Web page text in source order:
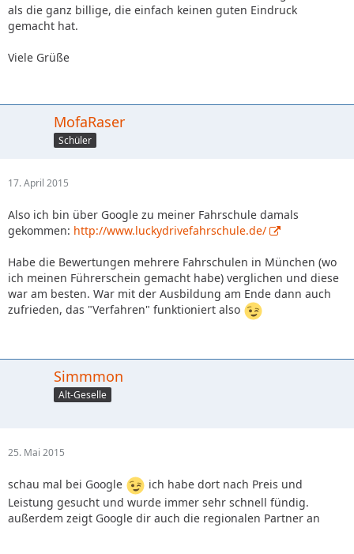
als die ganz billige, die einfach keinen guten Eindruck
gemacht hat.
Viele Grüße
MofaRaser
Schüler
17. April 2015
Also ich bin über Google zu meiner Fahrschule damals
gekommen: http://www.luckydrivefahrschule.de/
Habe die Bewertungen mehrere Fahrschulen in München (wo
ich meinen Führerschein gemacht habe) verglichen und diese
war am besten. War mit der Ausbildung am Ende dann auch
zufrieden, das "Verfahren" funktioniert also
Simmmon
Alt-Geselle
25. Mai 2015
schau mal bei Google
ich habe dort nach Preis und
Leistung gesucht und wurde immer sehr schnell fündig.
außerdem zeigt Google dir auch die regionalen Partner an